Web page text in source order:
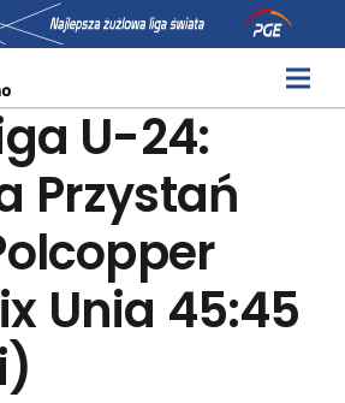
U-24:
Przystań
Unia 45:45